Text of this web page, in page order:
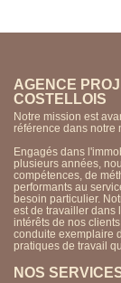
AGENCE
COSTELLOIS
Notre mission est
référence dans notre
Engagés dans
plusieurs années,
compétences, de
performants au
besoin particulier.
est de travailler dans
intérêts de nos
conduite exemplaire
pratiques de travail
NOS